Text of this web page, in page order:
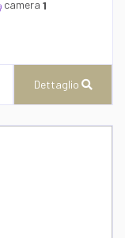
camera 1
Dettaglio